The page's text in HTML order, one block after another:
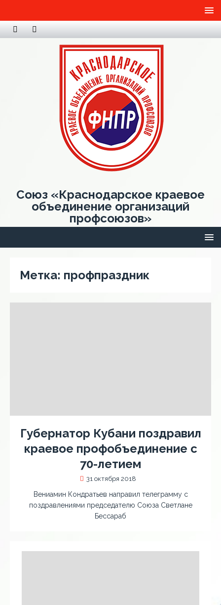
Союз «Краснодарское краевое
объединение организаций
профсоюзов»
Метка: профпраздник
Губернатор Кубани поздравил
краевое профобъединение с
70-летием
31 октября 2018
Вениамин Кондратьев направил телеграмму с
поздравлениями председателю Союза Светлане
Бессараб